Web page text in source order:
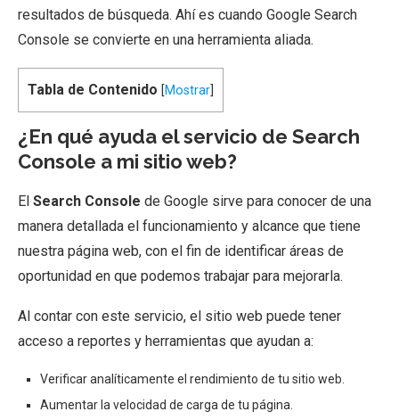
resultados de búsqueda. Ahí es cuando Google Search
Console se convierte en una herramienta aliada.
Tabla de Contenido [Mostrar
¿En qué ayuda el servicio de Search
Console a mi sitio web?
El Search Console de Google sirve para conocer de una
manera detallada el funcionamiento y alcance que tiene
nuestra página web, con el fin de identificar áreas de
oportunidad en que podemos trabajar para mejorarla.
Al contar con este servicio, el sitio web puede tener
acceso a reportes y herramientas que ayudan a:
Verificar analíticamente el rendimiento de tu sitio web.
Aumentar la velocidad de carga de tu página.